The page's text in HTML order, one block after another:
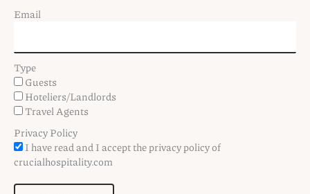
Email
Type
Guests
Hoteliers/Landlords
Travel Agents
Privacy Policy
I have read and I accept the privacy policy of
crucialhospitality.com